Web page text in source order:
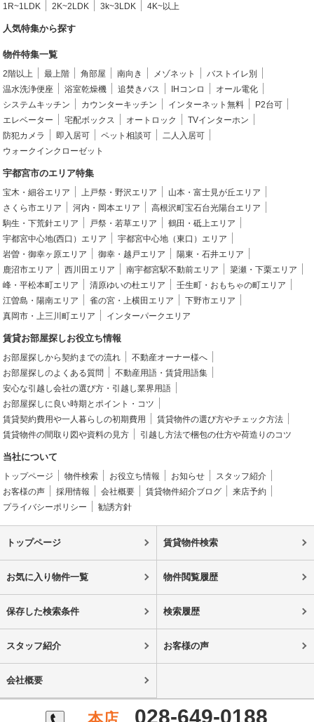
1R~1LDK 2K~2LDK 3k~3LDK 4K~以上
人気特集から探す
物件特集一覧
2階以上 最上階 角部屋 南向き メゾネット
バストイレ別
温水洗浄便座
浴室乾燥機 追焚きバス IHコンロ
オール電化
システムキッチン
カウンターキッチン インターネット無料
P2台可
エレベーター
宅配ボックス オートロック
TVインターホン
防犯カメラ
即入居可 ペット相談可
二人入居可
ウォークインクローゼット
宇都宮市のエリア特集
宝木・細谷エリア 上戸祭・野沢エリア
山本・富士見が丘エリア
さくら市エリア
河内・岡本エリア
高根沢町宝石台光陽台エリア
駒生・下荒針エリア
戸祭・若草エリア
鶴田・砥上エリア
宇都宮中心地(西口）エリア
宇都宮中心地（東口）エリア
岩曽・御幸ヶ原エリア
御幸・越戸エリア
陽東・石井エリア
鹿沼市エリア
西川田エリア 南宇都宮駅不動前エリア
簗瀬・下栗エリア
峰・平松本町エリア
清原ゆいの杜エリア
壬生町・おもちゃの町エリア
江曽島・陽南エリア
雀の宮・上横田エリア
下野市エリア
真岡市・上三川町エリア
インターパークエリア
賃貸お部屋探しお役立ち情報
お部屋探しから契約までの流れ
不動産オーナー様へ
お部屋探しのよくある質問
不動産用語・賃貸用語集
安心な引越し会社の選び方・引越し業界用語
お部屋探しに良い時期とポイント・コツ
賃貸契約費用や一人暮らしの初期費用
賃貸物件の選び方やチェック方法
賃貸物件の間取り図や資料の見方
引越し方法で梱包の仕方や荷造りのコツ
当社について
トップページ 物件検索 お役立ち情報 お知らせ
スタッフ紹介
お客様の声
採用情報 会社概要 賃貸物件紹介ブログ
来店予約
プライバシーポリシー
勧誘方針
トップページ 賃貸物件検索
お気に入り物件一覧 物件閲覧履歴
保存した検索条件 検索履歴
スタッフ紹介 お客様の声
会社概要
028-649-0188